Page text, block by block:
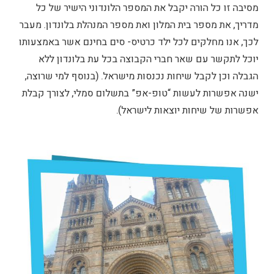
מסיבה זו כל הורה יקבל את המספר הלונדוני הישיר של כל
מדריך, את מספר בית המלון ואת מספר המנהלת בלונדון. מעבר
לכך, אנו מחלקים לכל ילד כרטיס- סים בחינם אשר באמצעותו
יוכל לתקשר עם שאר חברי הקבוצה בכל עת בלונדון ללא
הגבלה וכן לקבל שיחות נכנסות מישראל. (בנוסף למי שרוצה,
ישנה אפשרות לעשות “טופ-אפ” בתשלום סמלי, לצורך קבלת
אפשרות של שיחות יוצאות לישראל).